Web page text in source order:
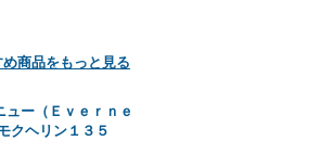
商品をもっと見る
ュー（Ｅｖｅｒｎｅ
クヘリン１３５